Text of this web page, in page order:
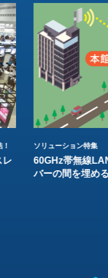
レ
ソリューション特集
60GHz帯無線
バーの間を埋め